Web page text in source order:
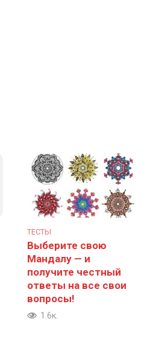
ТЕСТЫ
Выберите свою
Мандалу — и
получите честный
ответы на все свои
вопросы!
1.6к.